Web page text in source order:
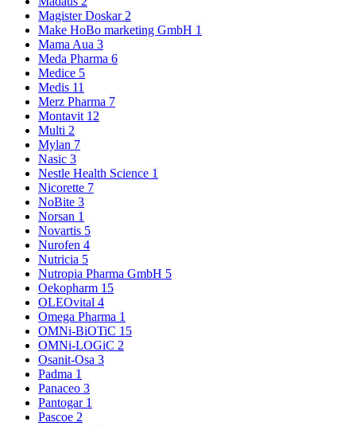
Magister Doskar 2
Make HoBo marketing GmbH 1
Mama Aua 3
Meda Pharma 6
Medice 5
Medis 11
Merz Pharma 7
Montavit 12
Multi 2
Mylan 7
Nasic 3
Nestle Health Science 1
Nicorette 7
NoBite 3
Norsan 1
Novartis 5
Nurofen 4
Nutricia 5
Nutropia Pharma GmbH 5
Oekopharm 15
OLEOvital 4
Omega Pharma 1
OMNi-BiOTiC 15
OMNi-LOGiC 2
Osanit-Osa 3
Padma 1
Panaceo 3
Pantogar 1
Pascoe 2